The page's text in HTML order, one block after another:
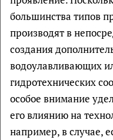
большинства типов
производят в
создания
водоулавливающих
гидротехнических
особое внимание
его влиянию на
например, в случае,